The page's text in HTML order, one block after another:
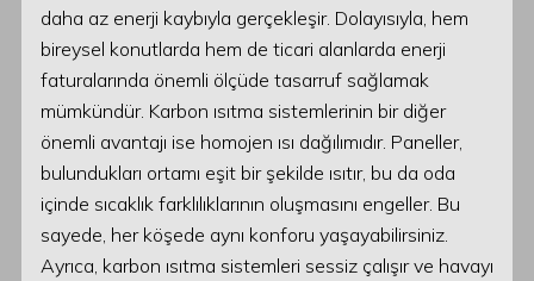
daha az enerji kaybıyla gerçekleşir. Dolayısıyla, hem
bireysel konutlarda hem de ticari alanlarda enerji
faturalarında önemli ölçüde tasarruf sağlamak
mümkündür. Karbon ısıtma sistemlerinin bir diğer
önemli avantajı ise homojen ısı dağılımıdır. Paneller,
bulundukları ortamı eşit bir şekilde ısıtır, bu da oda
içinde sıcaklık farklılıklarının oluşmasını engeller. Bu
sayede, her köşede aynı konforu yaşayabilirsiniz.
Ayrıca, karbon ısıtma sistemleri sessiz çalışır ve havayı